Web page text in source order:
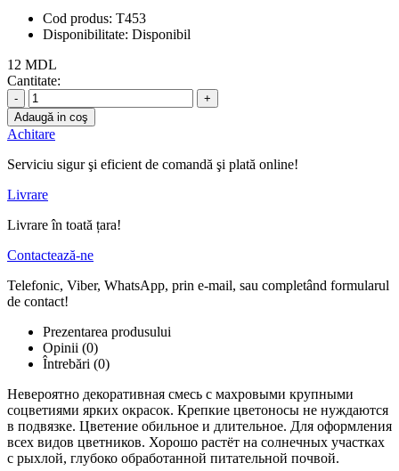
Cod produs: T453
Disponibilitate: Disponibil
12 MDL
Cantitate:
-
+
Adaugă in coş
Achitare
Serviciu sigur şi eficient de comandă şi plată online!
Livrare
Livrare în toată țara!
Contactează-ne
Telefonic, Viber, WhatsApp, prin e-mail, sau completând formularul
de contact!
Prezentarea produsului
Opinii (0)
Întrebări (0)
Невероятно декоративная смесь с махровыми крупными
соцветиями ярких окрасок. Крепкие цветоносы не нуждаются
в подвязке. Цветение обильное и длительное. Для оформления
всех видов цветников. Хорошо растёт на солнечных участках
с рыхлой, глубоко обработанной питательной почвой.